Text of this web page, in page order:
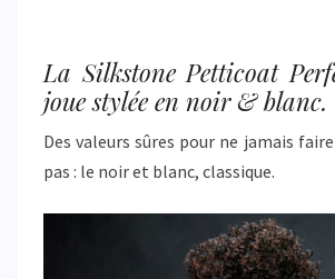
La Silkstone Petticoat
joue stylée en noir & blanc.
Des valeurs sûres pour ne jamais
pas : le noir et blanc, classique.